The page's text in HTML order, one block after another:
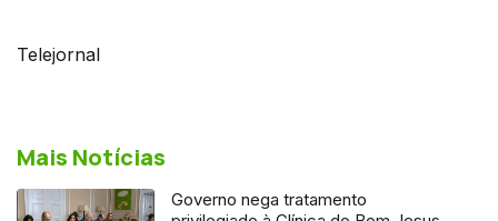
Telejornal
Mais Notícias
Governo nega tratamento